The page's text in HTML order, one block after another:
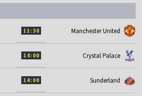
11:30 Manchester United
14:00 Crystal Palace
14:00 Sunderland